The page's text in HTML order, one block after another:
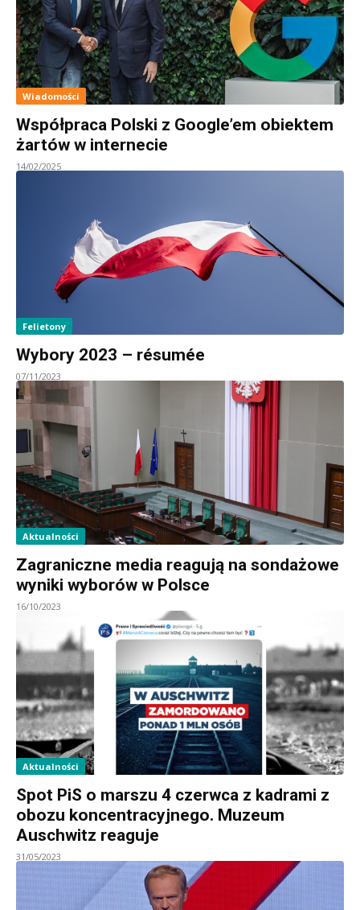
Wiadomości
Współpraca Polski z Google’em obiektem
żartów w internecie
14/02/2025
Felietony
Wybory 2023 – résumée
07/11/2023
Aktualności
Zagraniczne media reagują na sondażowe
wyniki wyborów w Polsce
16/10/2023
Aktualności
Spot PiS o marszu 4 czerwca z kadrami z
obozu koncentracyjnego. Muzeum
Auschwitz reaguje
31/05/2023